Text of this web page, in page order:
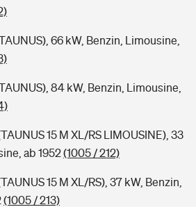
66 kW, Benzin, Limousine,
84 kW, Benzin, Limousine,
15 M XL/RS LIMOUSINE), 33
ab 1952(1005 / 212)
15 M XL/RS), 37 kW, Benzin,
(1005 / 213)